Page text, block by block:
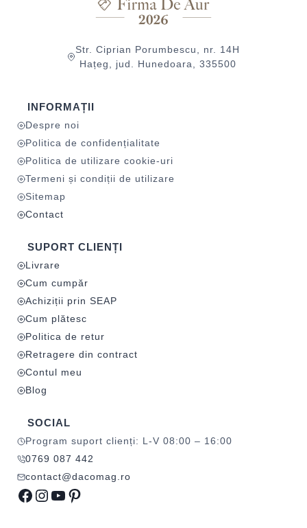
Str. Ciprian Porumbescu, nr. 14H
Hațeg, jud. Hunedoara, 335500
INFORMAȚII
Despre noi
Politica de confidențialitate
Politica de utilizare cookie-uri
Termeni și condiții de utilizare
Sitemap
Contact
SUPORT CLIENȚI
Livrare
Cum cumpăr
Achiziții prin SEAP
Cum plătesc
Politica de retur
Retragere din contract
Contul meu
Blog
SOCIAL
Program suport clienți: L-V 08:00 – 16:00
0769 087 442
contact@dacomag.ro
Facebook
Instagram
YouTube
Pinterest